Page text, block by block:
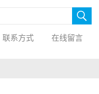
联系方式 在线留言